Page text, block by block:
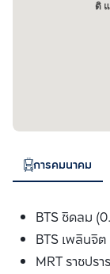
ดิ
การคมนาคม
BTS ชิดลม
BTS เพลินจิ
MRT ราชปร